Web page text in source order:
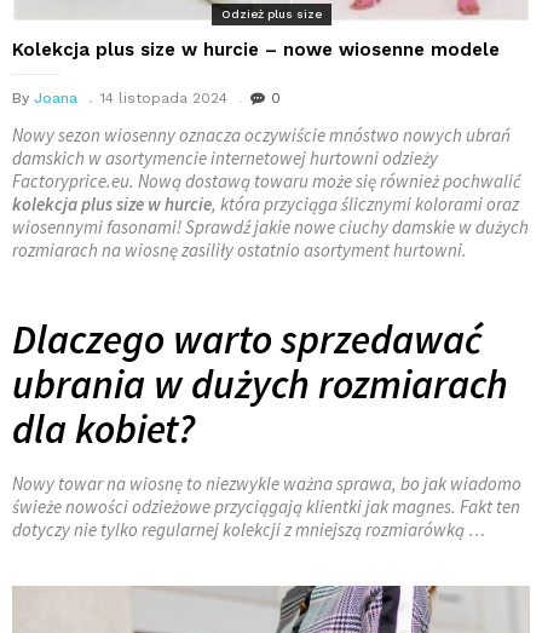
Odzież plus size
Kolekcja plus size w hurcie – nowe wiosenne modele
By Joana 14 listopada 2024 0
Nowy sezon wiosenny oznacza oczywiście mnóstwo nowych ubrań
damskich w asortymencie internetowej hurtowni odzieży
Factoryprice.eu. Nową dostawą towaru może się również pochwalić
kolekcja plus size w hurcie, która przyciąga ślicznymi kolorami oraz
wiosennymi fasonami! Sprawdź jakie nowe ciuchy damskie w dużych
rozmiarach na wiosnę zasiliły ostatnio asortyment hurtowni.
Dlaczego warto sprzedawać
ubrania w dużych rozmiarach
dla kobiet?
Nowy towar na wiosnę to niezwykle ważna sprawa, bo jak wiadomo
świeże nowości odzieżowe przyciągają klientki jak magnes. Fakt ten
dotyczy nie tylko regularnej kolekcji z mniejszą rozmiarówką …